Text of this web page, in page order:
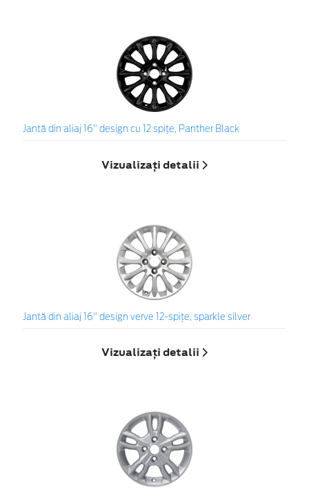
Jantă din aliaj 16" design cu 12 spiţe, Panther Black
Vizualizați detalii
Jantă din aliaj 16" design verve 12-spiţe, sparkle silver
Vizualizați detalii